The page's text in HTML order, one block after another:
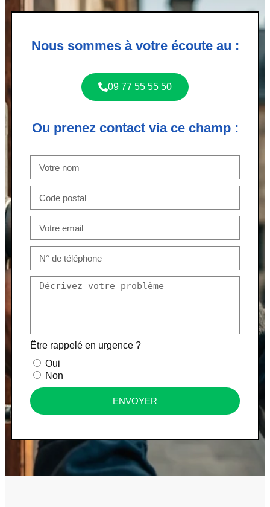
Nous sommes à votre écoute au :
09 77 55 55 50
Ou prenez contact via ce champ :
Être rappelé en urgence ?
Oui
Non
ENVOYER